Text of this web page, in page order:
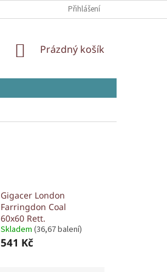
Přihlášení
NÁKUPNÍ
Prázdný košík
Gigacer London
Farringdon Coal
60x60 Rett.
Skladem (36,67 balení)
541 Kč